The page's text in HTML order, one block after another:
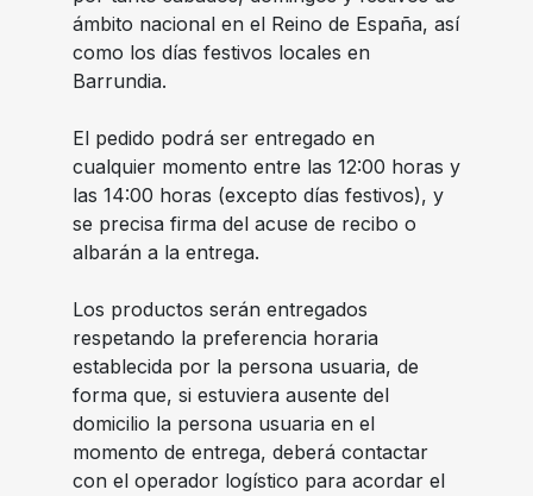
ámbito nacional en el Reino de España, así
como los días festivos locales en
Barrundia.
El pedido podrá ser entregado en
cualquier momento entre las 12:00 horas y
las 14:00 horas (excepto días festivos), y
se precisa firma del acuse de recibo o
albarán a la entrega.
Los productos serán entregados
respetando la preferencia horaria
establecida por la persona usuaria, de
forma que, si estuviera ausente del
domicilio la persona usuaria en el
momento de entrega, deberá contactar
con el operador logístico para acordar el